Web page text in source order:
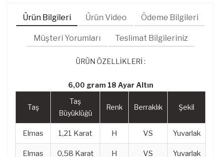
Ürün Bilgileri Ürün Video Ödeme Bilgileri
Müşteri Yorumları Teslimat Bilgileriniz
ÜRÜN ÖZELLİKLERİ :
6,00 gram 18 Ayar Altın
Taş
Taş
Büyüklüğü
Renk Berraklık Şekil
Elmas 1,21 Karat H VS Yuvarlak
Elmas 0,58 Karat H VS Yuvarlak